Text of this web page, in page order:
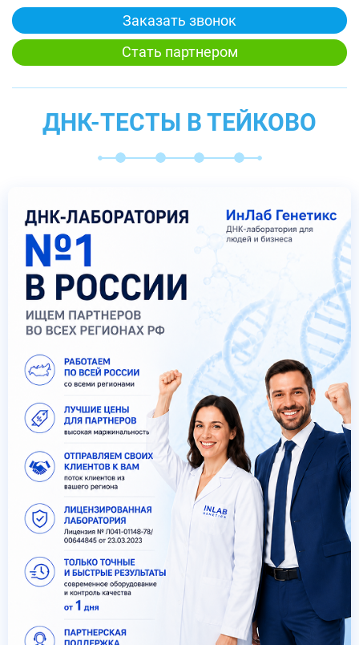
Заказать звонок
Стать партнером
ДНК-ТЕСТЫ В ТЕЙКОВО